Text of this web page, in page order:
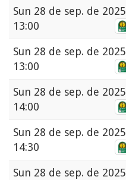
Sun 28 de sep. de 2025
13:00
Sun 28 de sep. de 2025
13:00
Sun 28 de sep. de 2025
14:00
Sun 28 de sep. de 2025
14:30
Sun 28 de sep. de 2025